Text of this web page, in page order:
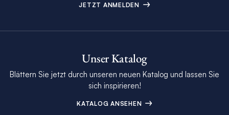
JETZT ANMELDEN
Unser Katalog
Blättern Sie jetzt durch unseren neuen Katalog und lassen Sie
sich inspirieren!
KATALOG ANSEHEN